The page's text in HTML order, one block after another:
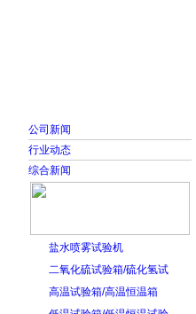
公司新闻
行业动态
综合新闻
盐水喷雾试验机
二氧化硫试验箱/硫化氢试
高温试验箱/高温恒温箱